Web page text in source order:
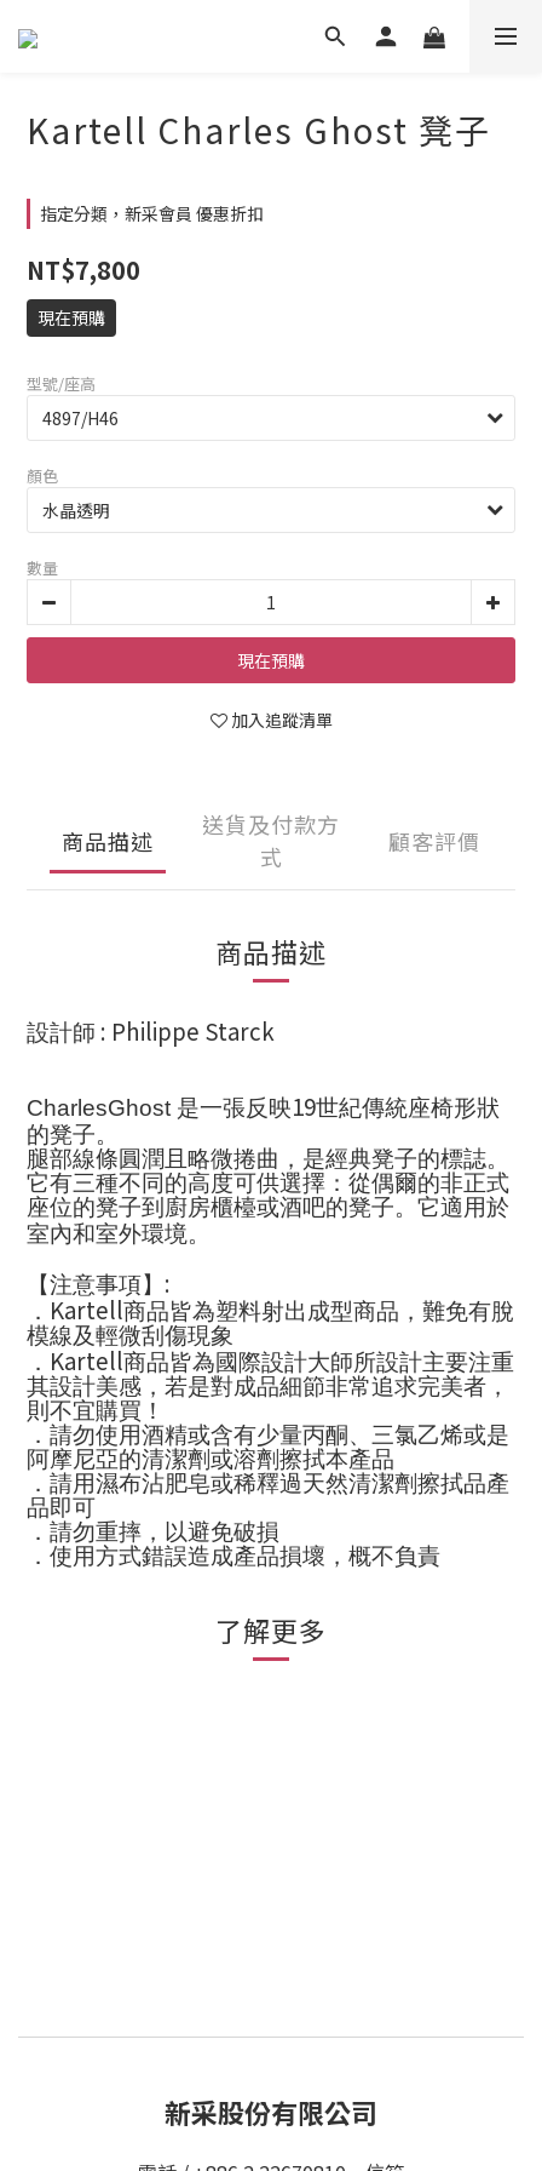
Kartell Charles Ghost 凳子
指定分類，新采會員 優惠折扣
NT$7,800
現在預購
型號/座高
顏色
數量
現在預購
加入追蹤清單
商品描述
送貨及付款方
式
顧客評價
商品描述
設計師 : Philippe Starck
CharlesGhost 是一張反映19世紀傳統座椅形狀
的凳子。
腿部線條圓潤且略微捲曲，是經典凳子的標誌。
它有三種不同的高度可供選擇：從偶爾的非正式
座位的凳子到廚房櫃檯或酒吧的凳子。它適用於
室內和室外環境。
【注意事項】 :
． Kartell商品皆為塑料射出成型商品，難免有脫
模線及輕微刮傷現象
． Kartell商品皆為國際設計大師所設計主要注重
其設計美感，若是對成品細節非常追求完美者，
則不宜購買！
．請勿使用酒精或含有少量丙酮、三氯乙烯或是
阿摩尼亞的清潔劑或溶劑擦拭本產品
．請用濕布沾肥皂或稀釋過天然清潔劑擦拭品產
品即可
．請勿重摔，以避免破損
．使用方式錯誤造成產品損壞，概不負責
了解更多
新采股份有限公司